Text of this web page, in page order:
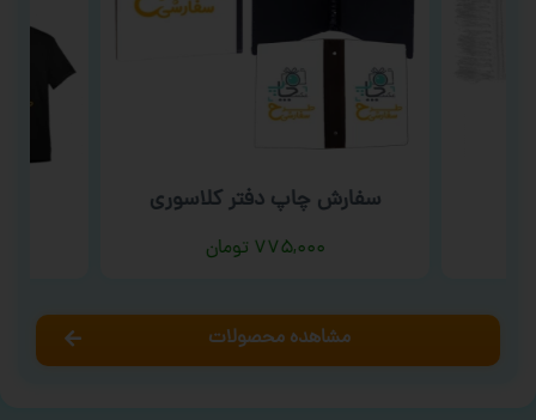
سفارش چاپ دفتر کلاسوری
۷۷۵,۰۰۰ تومان
مشاهده محصولات